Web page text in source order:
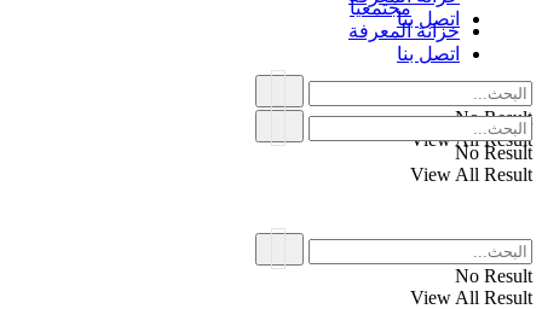
اتصل بنا
No Result
View All Result
مجتمعياً
خزانة المعرفة
اتصل بنا
No Result
View All Result
No Result
View All Result